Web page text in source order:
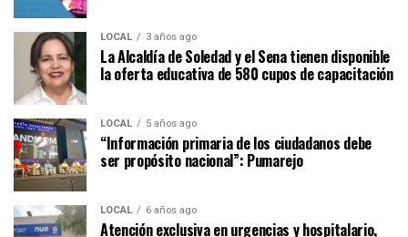
LOCAL 3 años ago
La Alcaldía de Soledad y el Sena tienen disponible
la oferta educativa de 580 cupos de capacitación
LOCAL 5 años ago
“Información primaria de los ciudadanos debe
ser propósito nacional”: Pumarejo
LOCAL 6 años ago
Atención exclusiva en urgencias y hospitalario,